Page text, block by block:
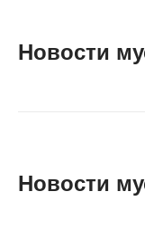
Новости
Новости